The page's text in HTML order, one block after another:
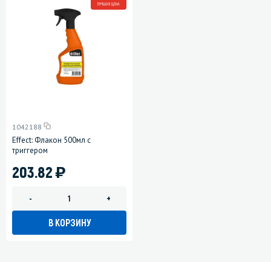
ЛУЧШАЯ ЦЕНА
1042188
Effect: Флакон 500мл с
триггером
203.82)
- +
В КОРЗИНУ